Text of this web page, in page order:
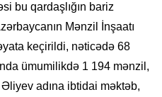
bu qardaşlığın bariz
Mənzil İnşaatı
keçirildi, nəticədə 68
ümumilikdə 1 194 mənzil,
adına ibtidai məktəb,